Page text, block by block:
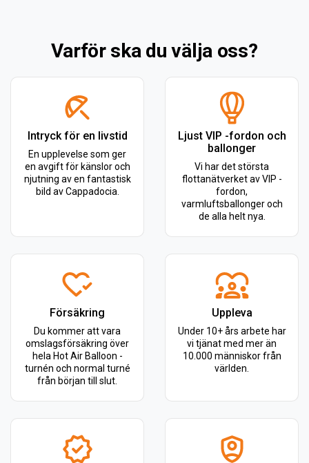
Varför ska du välja oss?
Intryck för en livstid
En upplevelse som ger
en avgift för känslor och
njutning av en fantastisk
bild av Cappadocia.
Ljust VIP -fordon och
ballonger
Vi har det största
flottanätverket av VIP -
fordon,
varmluftsballonger och
de alla helt nya.
Försäkring
Du kommer att vara
omslagsförsäkring över
hela Hot Air Balloon -
turnén och normal turné
från början till slut.
Uppleva
Under 10+ års arbete har
vi tjänat med mer än
10.000 människor från
världen.